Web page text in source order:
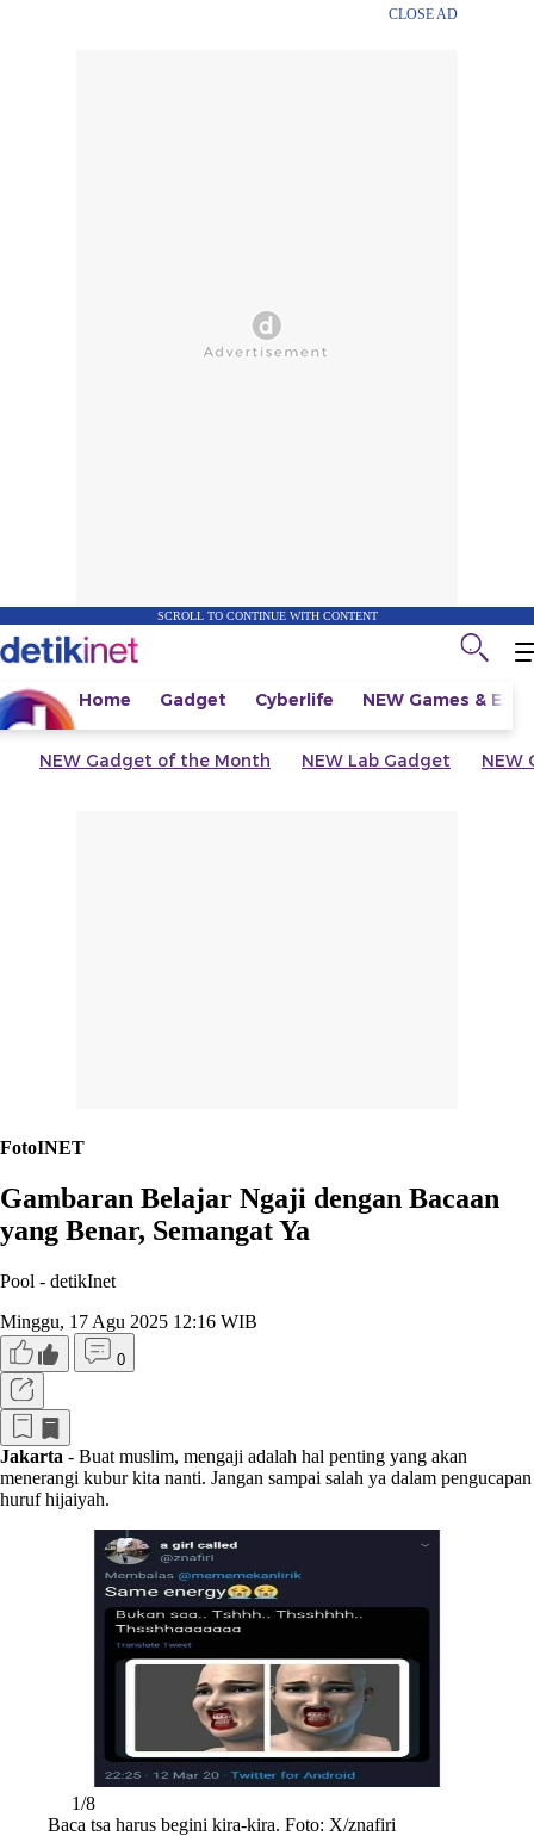
CLOSE AD
SCROLL TO CONTINUE WITH CONTENT
Home Gadget Cyberlife NEW Games &
NEW Gadget of the Month NEW Lab Gadget NEW
FotoINET
Gambaran Belajar Ngaji dengan Bacaan
yang Benar, Semangat Ya
Pool - detikInet
Minggu, 17 Agu 2025 12:16 WIB
0
Jakarta - Buat muslim, mengaji adalah hal penting yang akan
menerangi kubur kita nanti. Jangan sampai salah ya dalam pengucapan
huruf hijaiyah.
1/8
Baca tsa harus begini kira-kira. Foto: X/znafiri